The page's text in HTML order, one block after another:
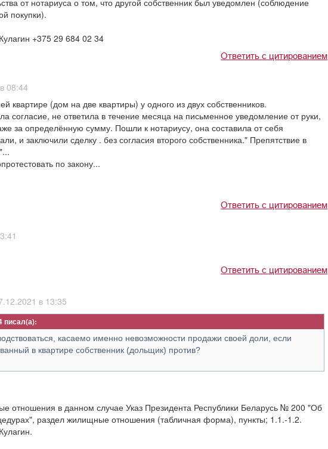
от нотариуса о том, что другой собственник был уведомлен (соблюдение
покупки).
+375 29 684 02 34
Ответить с цитированием
08:44
квартире (дом на две квартиры) у одного из двух собственников.
согласие, не ответила в течение месяца на письменное уведомление от руки,
за определённую сумму. Пошли к нотариусу, она составила от себя
и заключили сделку . без согласия второго собственника." Препятствие в
по закону...
Ответить с цитированием
Ответить с цитированием
в 13:35
касаемо именно невозможности продажи своей доли, если
в квартире собственник (дольщик) против?
отношения в данном случае Указ Президента Республики Беларусь № 200 "Об
раздел жилищные отношения (табличная форма), пункты; 1.1.-1.2.